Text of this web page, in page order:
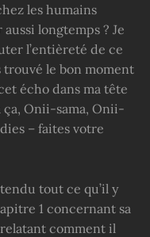
les humains
longtemps ? Je
l’entièreté de ce
trouvé le bon moment
écho dans ma tête
Onii-sama, Onii-
– faites votre
tout ce qu’il y
1 concernant sa
comment il